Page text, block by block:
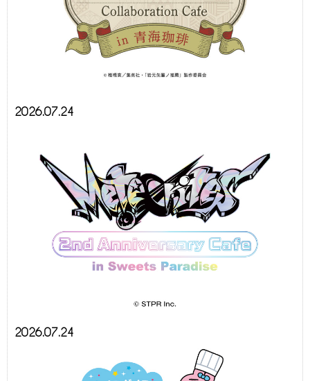
2026.07.24
2026.07.24